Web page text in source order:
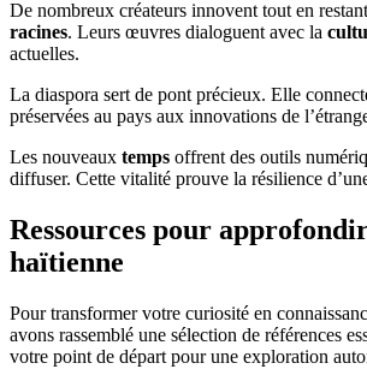
De nombreux créateurs innovent tout en
racines. Leurs œuvres dialoguent avec la
actuelles.
La diaspora sert de pont précieux. Elle
préservées au pays aux innovations de
Les nouveaux temps offrent des outils
diffuser. Cette vitalité prouve la résilience
Ressources pour
haïtienne
Pour transformer votre curiosité en
avons rassemblé une sélection de références
votre point de départ pour une exploration